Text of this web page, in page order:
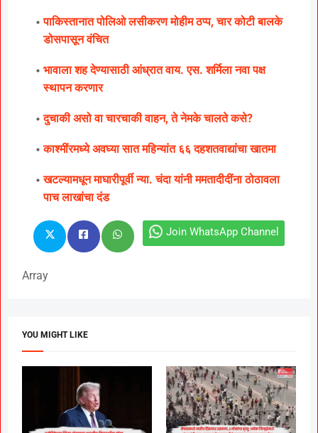
पाकिस्तानात पोलिओ लसीकरण मोहीम ठप्प, चार कोटी बालके
डोसपासून वंचित
भावाला शह देण्यासाठी आंध्रात वाय. एस. शर्मिला नवा पक्ष
स्थापन करणार
दुचाकी असो वा चारचाकी वाहन, ते नेमके चालते कसे?
काश्मींरमध्ये अवघ्या सात महिन्यांत ६६ दहशतवाद्यांचा खातमा
खटल्यामधून माघारीपूर्वी न्या. चंदा यांनी ममतादीदींना ठोठावला
पाच लाखांचा दंड
Join WhatsApp Channel
Array
YOU MIGHT LIKE